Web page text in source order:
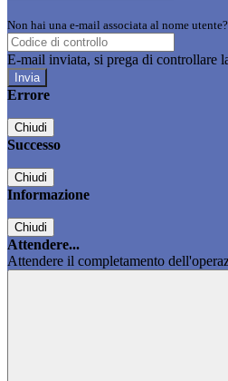
Non hai una e-mail associata al nome
E-mail inviata, si prega di controllare
Errore
Chiudi
Successo
Chiudi
Informazione
Chiudi
Attendere...
Attendere il completamento